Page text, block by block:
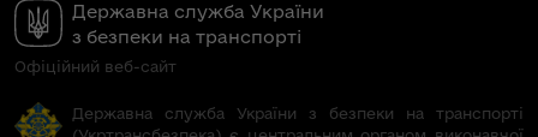
Державна служба України
з безпеки на транспорті
Офіційний веб-сайт
Державна служба України з безпеки на транспорті